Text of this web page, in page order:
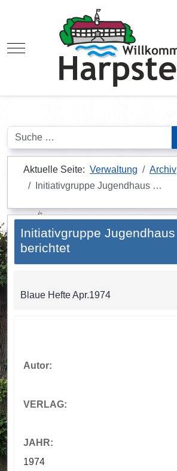
Mobile Menu Toggle
Suchen
Aktuelle Seite: Verwaltung Archiv
Initiativgruppe Jugendhaus …
Initiativgruppe Jugendhaus
berichtet
Blaue Hefte Apr.1974
Autor:
VERLAG:
JAHR:
1974